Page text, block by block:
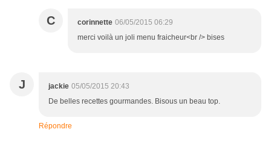
C corinnette 06/05/2015 06:29
merci voilà un joli menu fraicheur<br /> bises
J jackie 05/05/2015 20:43
De belles recettes gourmandes. Bisous un beau top.
Répondre